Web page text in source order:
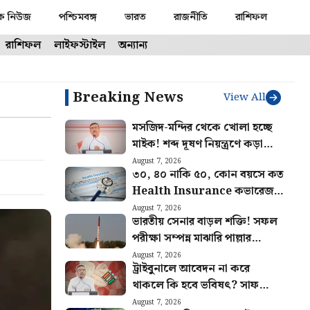
নিউজ পশ্চিমবঙ্গ ভারত রাজনীতি রাশিফল
রাশিফল লাইফস্টাইল অন্যান্য
Breaking News View All
মসজিদ-মন্দির থেকে খোলা হচ্ছে
মাইক! শব্দ দূষণ নিয়ন্ত্রণে কড়া
ব্যবস্থা রাজ্য সরকারের
August 7, 2026
৩০, ৪০ নাকি ৫০, কোন বয়সে কত
Health Insurance কভারেজ
দরকার? জানালেন বিশেষজ্ঞরা
August 7, 2026
ভারতীয় সেনার বাড়ল শক্তি! সফল
পরীক্ষা সম্পন্ন মাঝারি পাল্লার
ব্যালিস্টিক মিসাইল অগ্নি ৪-এর
August 7, 2026
ট্রাইবুনালে আবেদন না করে
থাকলে কি হবে ভবিষৎ? সাফ
জানালেন মুখ্যমন্ত্রী শুভেন্দু
August 7, 2026